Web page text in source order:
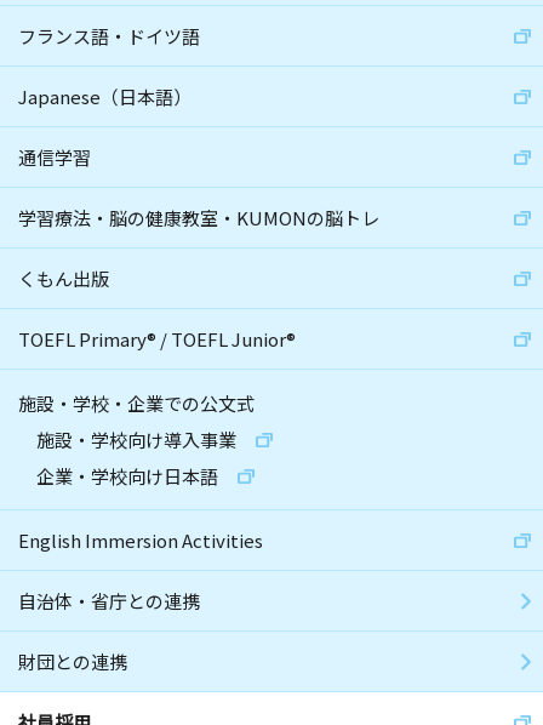
フランス語・ドイツ語
Japanese（日本語）
通信学習
学習療法・脳の健康教室・KUMONの脳トレ
くもん出版
TOEFL Primary® /TOEFL Junior®
施設・学校・企業での公文式
施設・学校向け導入事業
企業・学校向け日本語
English Immersion Activities
自治体・省庁との連携
財団との連携